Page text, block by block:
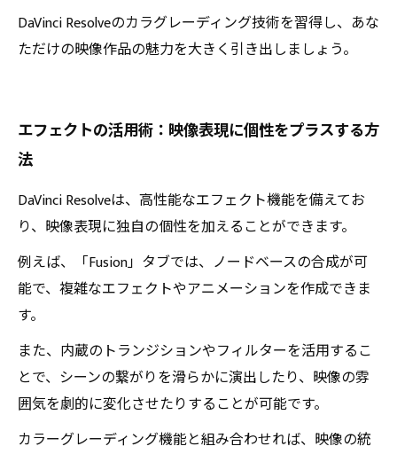
DaVinci Resolveのカラグレーディング技術を習得し、あな
ただけの映像作品の魅力を大きく引き出しましょう。
エフェクトの活用術：映像表現に個性をプラスする方
法
DaVinci Resolveは、高性能なエフェクト機能を備えてお
り、映像表現に独自の個性を加えることができます。
例えば、「Fusion」タブでは、ノードベースの合成が可
能で、複雑なエフェクトやアニメーションを作成できま
す。
また、内蔵のトランジションやフィルターを活用するこ
とで、シーンの繋がりを滑らかに演出したり、映像の雰
囲気を劇的に変化させたりすることが可能です。
カラーグレーディング機能と組み合わせれば、映像の統